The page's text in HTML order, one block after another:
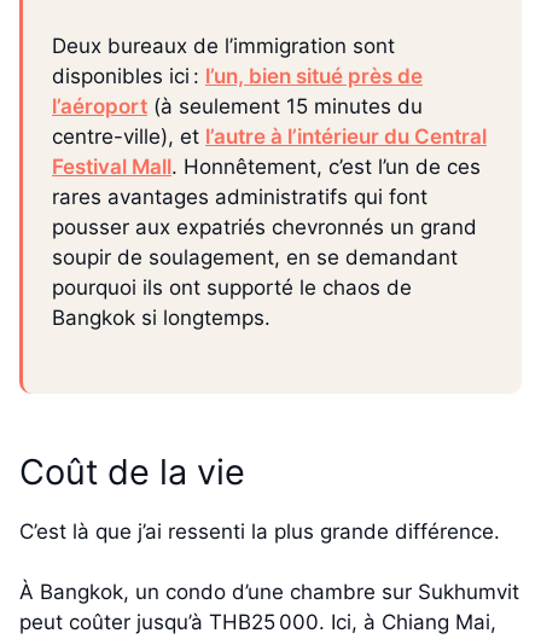
Deux bureaux de l’immigration sont
disponibles ici : l’un, bien situé près de
l’aéroport (à seulement 15 minutes du
centre-ville), et l’autre à l’intérieur du Central
Festival Mall. Honnêtement, c’est l’un de ces
rares avantages administratifs qui font
pousser aux expatriés chevronnés un grand
soupir de soulagement, en se demandant
pourquoi ils ont supporté le chaos de
Bangkok si longtemps.
Coût de la vie
C’est là que j’ai ressenti la plus grande différence.
À Bangkok, un condo d’une chambre sur Sukhumvit
peut coûter jusqu’à THB25 000. Ici, à Chiang Mai,